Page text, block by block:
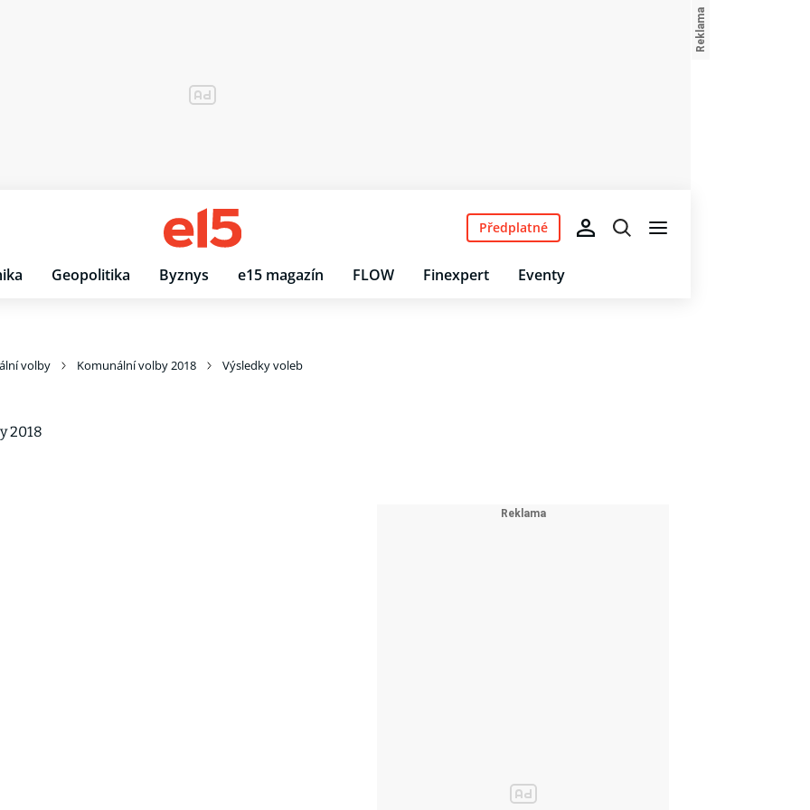
Geopolitika Byznys e15 magazín FLOW Finexpert Eventy
Předplatné
volby Komunální volby 2018 Výsledky voleb